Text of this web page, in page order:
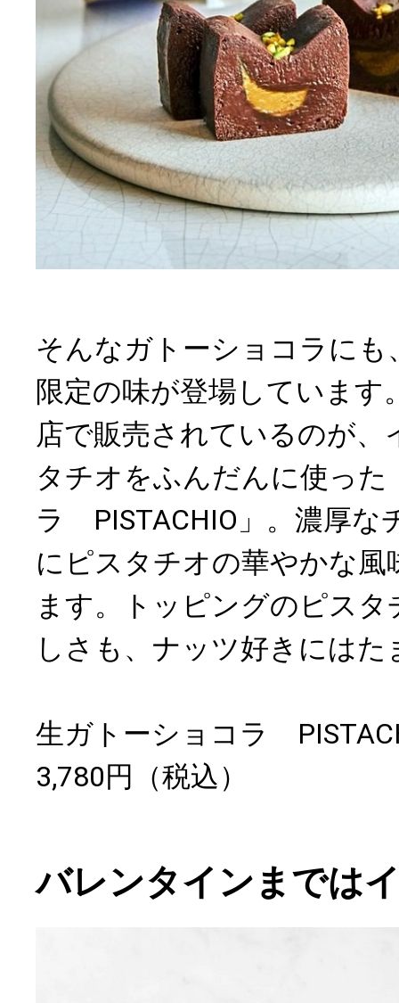
そんなガトーショコラにも
限定の味が登場しています
店で販売されているのが、
タチオをふんだんに使っ
ラ PISTACHIO」。濃厚な
にピスタチオの華やかな風
ます。トッピングのピス
しさも、ナッツ好きにはた
生ガトーショコラ
3,780円（税込）
バレンタインまでは